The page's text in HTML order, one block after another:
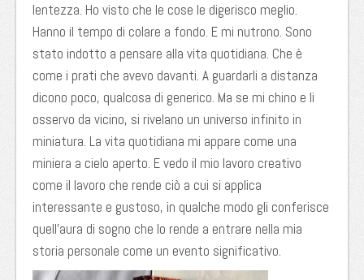
lentezza. Ho visto che le cose le digerisco meglio.
Hanno il tempo di colare a fondo. E mi nutrono. Sono
stato indotto a pensare alla vita quotidiana. Che è
come i prati che avevo davanti. A guardarli a distanza
dicono poco, qualcosa di generico. Ma se mi chino e li
osservo da vicino, si rivelano un universo infinito in
miniatura. La vita quotidiana mi appare come una
miniera a cielo aperto. E vedo il mio lavoro creativo
come il lavoro che rende ciò a cui si applica
interessante e gustoso, in qualche modo gli conferisce
quell’aura di sogno che lo rende a entrare nella mia
storia personale come un evento significativo.